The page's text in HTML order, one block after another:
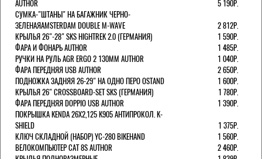
AUTHOR
5 190Р.
СУМКА-"ШТАНЫ" НА БАГАЖНИК ЧЕРНО-
ЗЕЛЕНАЯAMSTERDAM DOUBLE M-WAVE
2 812Р.
КРЫЛЬЯ 26"-28" SKS HIGHTREK 2.0 (ГЕРМАНИЯ)
1 590Р.
ФАРА И ФОНАРЬ AUTHOR
1 485Р.
РУЧКИ НА РУЛЬ AGR ERGO 2 130ММ AUTHOR
1 040Р.
ФАРА ПЕРЕДНЯЯ USB AUTHOR
2 650Р.
ПОДНОЖКА ЗАДНЯЯ 26-29" НА ОДНО ПЕРО OSTAND
1 600Р.
КРЫЛЬЯ 26" CROSSBOARD-SET SKS (ГЕРМАНИЯ)
1 780Р.
ФАРА ПЕРЕДНЯЯ DOPPIO USB AUTHOR
1 390Р.
ПОКРЫШКА KENDA 26Х2,125 K905 АНТИПРОКОЛ. K-
SHIELD
1 375Р.
КЛЮЧ СКЛАДНОЙ (НАБОР) YC-280 BIKEHAND
1 560Р.
ВЕЛОКОМПЬЮТЕР CAT 8S AUTHOR
2 460Р.